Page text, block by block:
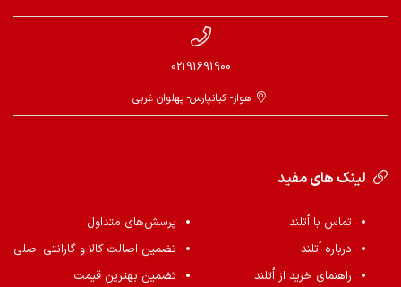
02191691900
اهواز- کیانپارس- پهلوان غربی
لینک های مفید
تماس با اُتلند
درباره اُتلند
راهنمای خرید از اُتلند
پرسش‌های متداول
تضمین اصالت کالا و گارانتی اصلی
تضمین بهترین قیمت